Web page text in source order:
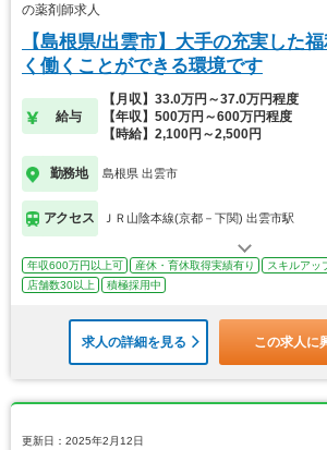
の薬剤師求人
【島根県/出雲市】大手の充実した
く働くことができる環境です
給与
【月収】33.0万円～37.0万円程度
【年収】500万円～600万円程度
【時給】2,100円～2,500円
勤務地 島根県 出雲市
アクセス ＪＲ山陰本線(京都－下関) 出雲市駅
年収600万円以上可 産休・育休取得実績有り スキルアッ
店舗数30以上
積極採用中
求人の詳細を見る この求人に
更新日：2025年2月12日